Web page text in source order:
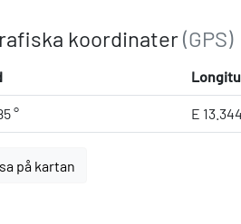
koordinater(GPS)
° E
på kartan